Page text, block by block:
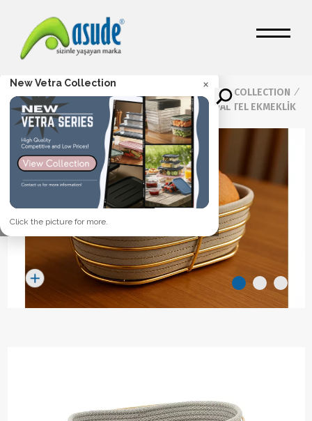
New Vetra Collection ×
Click the picture for more.
ASUDE HOME COLLECTION /
Asude Home / NATUREL OVAL TEL EKMEKLİK